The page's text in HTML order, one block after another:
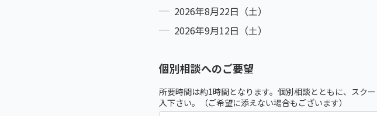
2026年8月22日（土）
2026年9月12日（土）
個別相談へのご要望
所要時間は約1時間となります。個別相談とともに、スク
入下さい。（ご希望に添えない場合もございます）